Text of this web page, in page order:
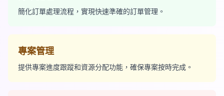
簡化訂單處理流程，實現快速準確的訂單管理。
專案管理
提供專案進度跟蹤和資源分配功能，確保專案按時完成。